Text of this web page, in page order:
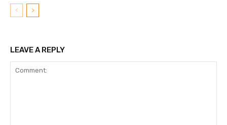
LEAVE A REPLY